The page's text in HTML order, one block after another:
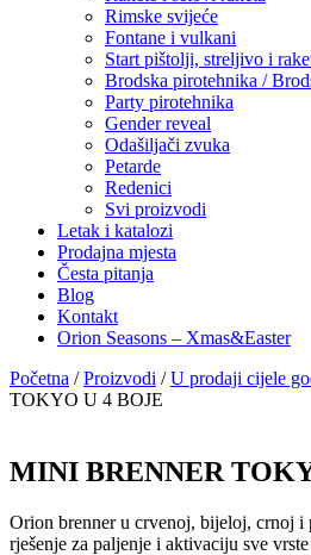
Rimske svijeće
Fontane i vulkani
Start pištolji, streljivo i
Brodska pirotehnika /
Party pirotehnika
Gender reveal
Odašiljači zvuka
Petarde
Redenici
Svi proizvodi
Letak i katalozi
Prodajna mjesta
Česta pitanja
Blog
Kontakt
Orion Seasons – Xmas&Easter
Početna / Proizvodi / U prodaji cijele
TOKYO U 4 BOJE
MINI BRENNER
Orion brenner u crvenoj, bijeloj, crnoj
rješenje za paljenje i aktivaciju sve